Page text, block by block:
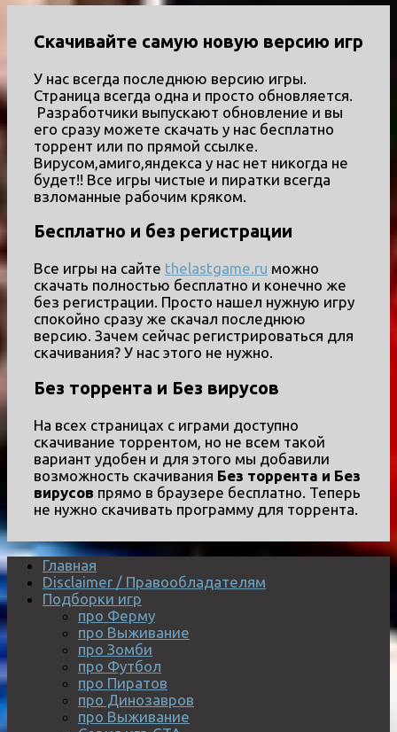
Скачивайте самую новую версию игр
У нас всегда последнюю версию игры.
Страница всегда одна и просто обновляется.
Разработчики выпускают обновление и вы
его сразу можете скачать у нас бесплатно
торрент или по прямой ссылке.
Вирусом,амиго,яндекса у нас нет никогда не
будет!! Все игры чистые и пиратки всегда
взломанные рабочим кряком.
Бесплатно и без регистрации
Все игры на сайте thelastgame.ru можно
скачать полностью бесплатно и конечно же
без регистрации. Просто нашел нужную игру
спокойно сразу же скачал последнюю
версию. Зачем сейчас регистрироваться для
скачивания? У нас этого не нужно.
Без торрента и Без вирусов
На всех страницах с играми доступно
скачивание торрентом, но не всем такой
вариант удобен и для этого мы добавили
возможность скачивания Без торрента и Без
вирусов прямо в браузере бесплатно. Теперь
не нужно скачивать программу для торрента.
Главная
Disclaimer / Правообладателям
Подборки игр
про Ферму
про Выживание
про Зомби
про Футбол
про Пиратов
про Динозавров
про Выживание